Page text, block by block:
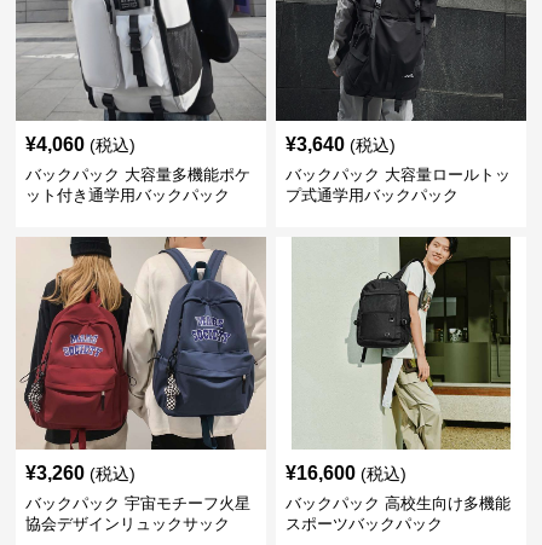
¥4,060 (税込)
バックパック 大容量多機能ポケ
ット付き通学用バックパック
¥3,640 (税込)
バックパック 大容量ロールトッ
プ式通学用バックパック
¥3,260 (税込)
バックパック 宇宙モチーフ火星
協会デザインリュックサック
¥16,600 (税込)
バックパック 高校生向け多機能
スポーツバックパック